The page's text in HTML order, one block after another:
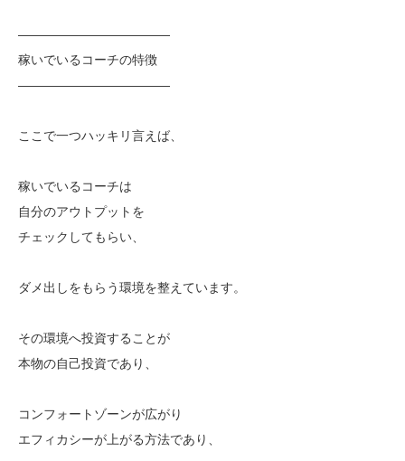
————————————
稼いでいるコーチの特徴
————————————
ここで一つハッキリ言えば、
稼いでいるコーチは
自分のアウトプットを
チェックしてもらい、
ダメ出しをもらう環境を整えています。
その環境へ投資することが
本物の自己投資であり、
コンフォートゾーンが広がり
エフィカシーが上がる方法であり、